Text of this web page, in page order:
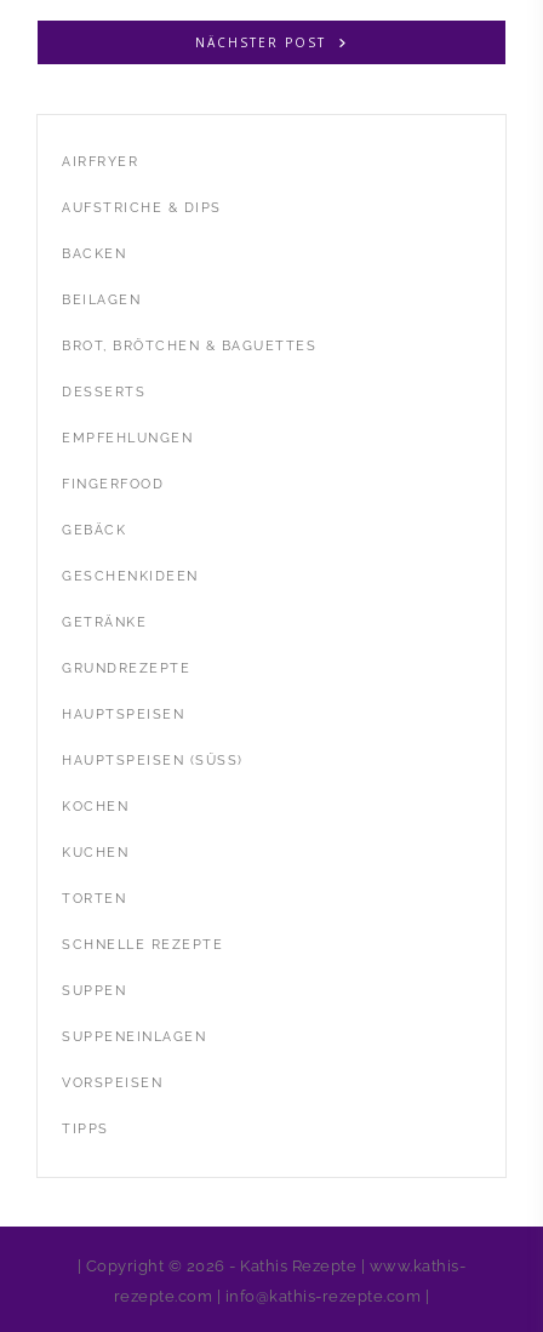
NÄCHSTER POST
AIRFRYER
AUFSTRICHE & DIPS
BACKEN
BEILAGEN
BROT, BRÖTCHEN & BAGUETTES
DESSERTS
EMPFEHLUNGEN
FINGERFOOD
GEBÄCK
GESCHENKIDEEN
GETRÄNKE
GRUNDREZEPTE
HAUPTSPEISEN
HAUPTSPEISEN (SÜSS)
KOCHEN
KUCHEN
TORTEN
SCHNELLE REZEPTE
SUPPEN
SUPPENEINLAGEN
VORSPEISEN
TIPPS
| Copyright © 2026 - Kathis Rezepte | www.kathis-
rezepte.com | info@kathis-rezepte.com |